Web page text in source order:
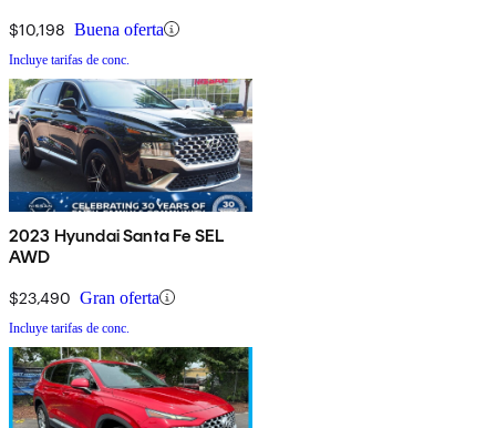
$10,198 Buena oferta
Incluye tarifas de conc.
2023 Hyundai Santa Fe SEL
AWD
$23,490 Gran oferta
Incluye tarifas de conc.